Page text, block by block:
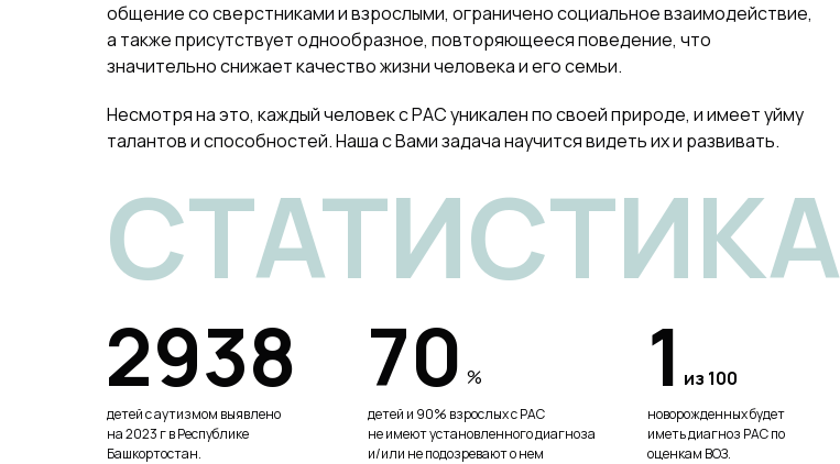
новорожденных будет
иметь диагноз РАС по
оценкам ВОЗ.
детей и 90% взрослых с РАС
не имеют установленного диагноза
и/или не подозревают о нем
детей с аутизмом выявлено
на 2023 г в Республике
Башкортостан.
Несмотря на это, каждый человек с РАС уникален по своей природе, и имеет уйму
талантов и способностей. Наша с Вами задача научится видеть их и развивать.
общение со сверстниками и взрослыми, ограничено социальное взаимодействие,
а также присутствует однообразное, повторяющееся поведение, что
значительно снижает качество жизни человека и его семьи.
из 100
% 1
70
СТАТИСТИКА
2938